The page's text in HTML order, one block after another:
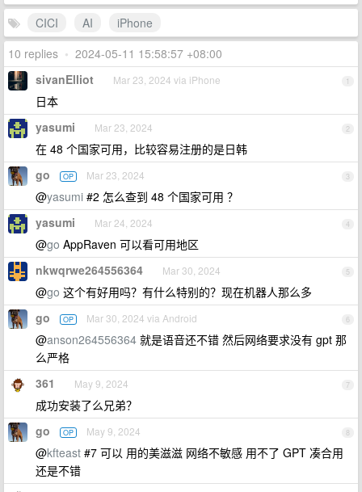
CICI
AI
iPhone
10 replies • 2024-05-11 15:58:57 +08:00
1
sivanElliot Mar 23, 2024 via iPhone
日本
2
yasumi Mar 23, 2024
在 48 个国家可用，比较容易注册的是日韩
3
go OP Mar 23, 2024
@yasumi #2 怎么查到 48 个国家可用 ？
4
yasumi Mar 24, 2024
@go AppRaven 可以看可用地区
5
nkwqrwe264556364 Mar 30, 2024
@go 这个有好用吗？有什么特别的？现在机器人那么多
6
go OP Mar 30, 2024 via Android
@anson264556364 就是语音还不错 然后网络要求没有 gpt 那
么严格
7
361 May 9, 2024
成功安装了么兄弟？
8
go OP May 9, 2024
@kfteast #7 可以 用的美滋滋 网络不敏感 用不了 GPT 凑合用
还是不错